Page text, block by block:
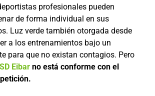
profesionales pueden
de forma individual en sus
Luz verde también otorgada desde
a los entrenamientos bajo un
para que no existan contagios. Pero
SD Eibar no está conforme con el